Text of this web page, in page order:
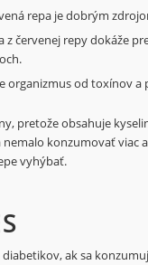
repa je dobrým
z červenej repy dokáže
organizmus od toxínov
pretože obsahuje
konzumovať viac
vyhýbať.
ak sa